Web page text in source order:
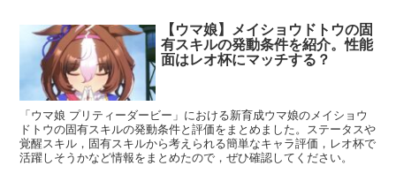
【ウマ娘】メイショウドトウの固
有スキルの発動条件を紹介。性能
面はレオ杯にマッチする？
「ウマ娘 プリティーダービー」における新育成ウマ娘のメイショウ
ドトウの固有スキルの発動条件と評価をまとめました。ステータスや
覚醒スキル，固有スキルから考えられる簡単なキャラ評価，レオ杯で
活躍しそうかなど情報をまとめたので，ぜひ確認してください。